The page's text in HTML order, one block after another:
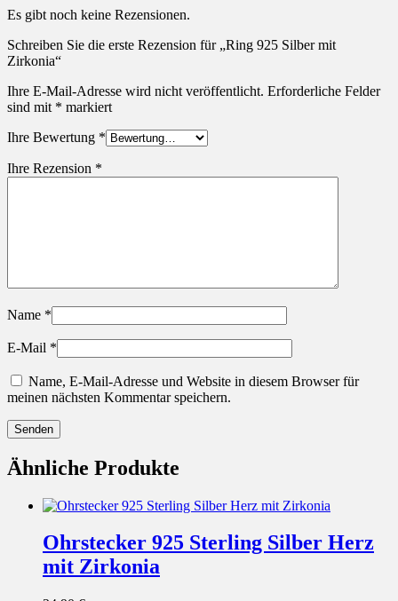
Es gibt noch keine Rezensionen.
Schreiben Sie die erste Rezension für „Ring 925 Silber mit
Zirkonia“
Ihre E-Mail-Adresse wird nicht veröffentlicht. Erforderliche Felder
sind mit * markiert
Ihre Bewertung *
Ihre Rezension *
Name *
E-Mail *
Name, E-Mail-Adresse und Website in diesem Browser für
meinen nächsten Kommentar speichern.
Ähnliche Produkte
Ohrstecker 925 Sterling Silber Herz
mit Zirkonia